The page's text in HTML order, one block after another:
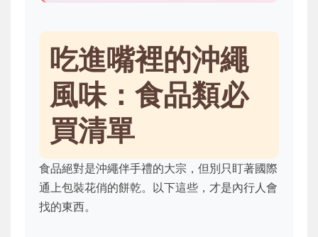
吃進嘴裡的沖繩
風味：食品類必
買清單
食品絕對是沖繩伴手禮的大宗，但別只盯著國際
通上包裝花俏的餅乾。以下這些，才是內行人會
找的東西。